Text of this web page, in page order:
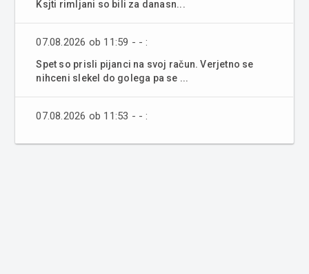
Ksjti rimljani so bili za danasn...
07.08.2026 ob 11:59 - - :
Spet so prisli pijanci na svoj račun. Verjetno se
nihceni slekel do golega pa se ...
07.08.2026 ob 11:53 - - :